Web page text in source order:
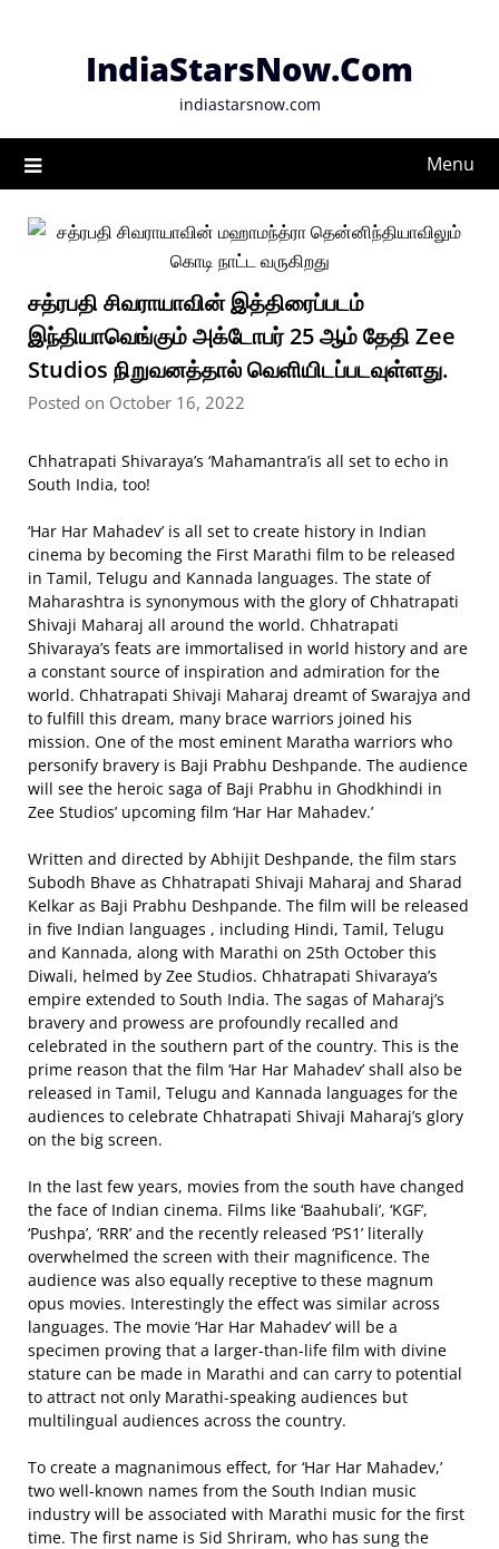
IndiaStarsNow.Com
indiastarsnow.com
Menu
சத்ரபதி சிவராயாவின் இத்திரைப்படம்
இந்தியாவெங்கும் அக்டோபர் 25 ஆம் தேதி Zee
Studios நிறுவனத்தால் வெளியிடப்படவுள்ளது.
Posted on October 16, 2022
Chhatrapati Shivaraya’s ‘Mahamantra’is all set to echo in
South India, too!
‘Har Har Mahadev’ is all set to create history in Indian
cinema by becoming the First Marathi film to be released
in Tamil, Telugu and Kannada languages. The state of
Maharashtra is synonymous with the glory of Chhatrapati
Shivaji Maharaj all around the world. Chhatrapati
Shivaraya’s feats are immortalised in world history and are
a constant source of inspiration and admiration for the
world. Chhatrapati Shivaji Maharaj dreamt of Swarajya and
to fulfill this dream, many brace warriors joined his
mission. One of the most eminent Maratha warriors who
personify bravery is Baji Prabhu Deshpande. The audience
will see the heroic saga of Baji Prabhu in Ghodkhindi in
Zee Studios’ upcoming film ‘Har Har Mahadev.’
Written and directed by Abhijit Deshpande, the film stars
Subodh Bhave as Chhatrapati Shivaji Maharaj and Sharad
Kelkar as Baji Prabhu Deshpande. The film will be released
in five Indian languages , including Hindi, Tamil, Telugu
and Kannada, along with Marathi on 25th October this
Diwali, helmed by Zee Studios. Chhatrapati Shivaraya’s
empire extended to South India. The sagas of Maharaj’s
bravery and prowess are profoundly recalled and
celebrated in the southern part of the country. This is the
prime reason that the film ‘Har Har Mahadev’ shall also be
released in Tamil, Telugu and Kannada languages for the
audiences to celebrate Chhatrapati Shivaji Maharaj’s glory
on the big screen.
In the last few years, movies from the south have changed
the face of Indian cinema. Films like ‘Baahubali’, ‘KGF’,
‘Pushpa’, ‘RRR’ and the recently released ‘PS1’ literally
overwhelmed the screen with their magnificence. The
audience was also equally receptive to these magnum
opus movies. Interestingly the effect was similar across
languages. The movie ‘Har Har Mahadev’ will be a
specimen proving that a larger-than-life film with divine
stature can be made in Marathi and can carry to potential
to attract not only Marathi-speaking audiences but
multilingual audiences across the country.
To create a magnanimous effect, for ‘Har Har Mahadev,’
two well-known names from the South Indian music
industry will be associated with Marathi music for the first
time. The first name is Sid Shriram, who has sung the